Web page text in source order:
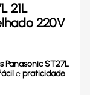
21L
220V
Panasonic ST27L
epraticidade